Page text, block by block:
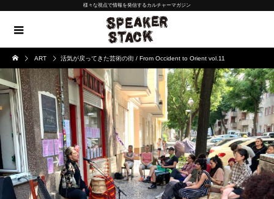
様々な視点で情報を発信するカルチャーマガジン
ART 活気が戻ってきた芸術の街 / From Occident to Orient vol.11